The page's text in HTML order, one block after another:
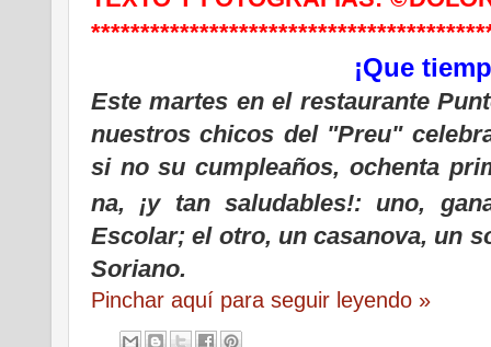
¡Que
Este martes en el restaurante
nuestros chicos del "Preu"
si no su cumpleaños, ochenta
na, ¡y tan saludables!: uno,
Escolar; el otro, un casanova, un
Soriano.
Pinchar aquí para seguir leyendo »